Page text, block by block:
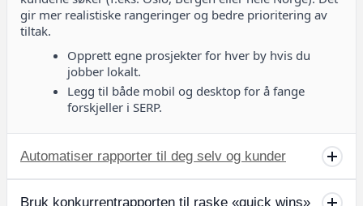
gir mer realistiske rangeringer og bedre prioritering av
tiltak.
Opprett egne prosjekter for hver by hvis du
jobber lokalt.
Legg til både mobil og desktop for å fange
forskjeller i SERP.
Automatiser rapporter til deg selv og kunder
Planlegg ukentlige PDF-rapporter med rangeringer,
Bruk konkurrentrapporten til raske «quick wins»